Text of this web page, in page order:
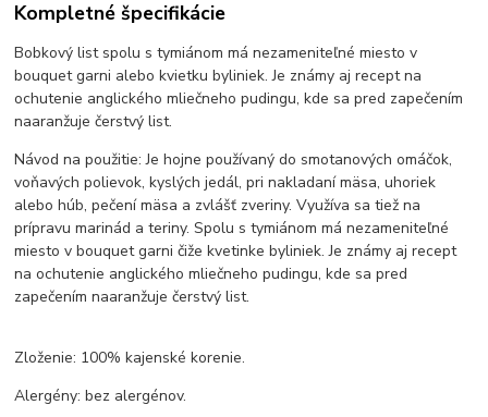
Kompletné špecifikácie
Bobkový list spolu s tymiánom má nezameniteľné miesto v
bouquet garni alebo kvietku byliniek. Je známy aj recept na
ochutenie anglického mliečneho pudingu, kde sa pred zapečením
naaranžuje čerstvý list.
Návod na použitie: Je hojne používaný do smotanových omáčok,
voňavých polievok, kyslých jedál, pri nakladaní mäsa, uhoriek
alebo húb, pečení mäsa a zvlášť zveriny. Využíva sa tiež na
prípravu marinád a teriny. Spolu s tymiánom má nezameniteľné
miesto v bouquet garni čiže kvetinke byliniek. Je známy aj recept
na ochutenie anglického mliečneho pudingu, kde sa pred
zapečením naaranžuje čerstvý list.
Zloženie: 100% kajenské korenie.
Alergény: bez alergénov.